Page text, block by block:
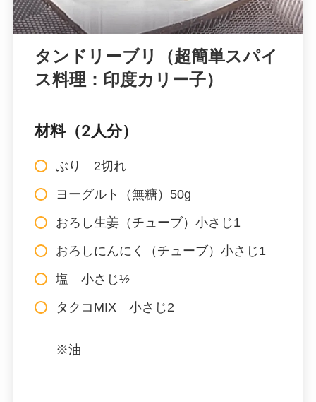
タンドリーブリ（超簡単スパイ
ス料理：印度カリー子）
材料（2人分）
ぶり 2切れ
ヨーグルト（無糖）50g
おろし生姜（チューブ）小さじ1
おろしにんにく（チューブ）小さじ1
塩 小さじ½
タクコMIX 小さじ2
※油